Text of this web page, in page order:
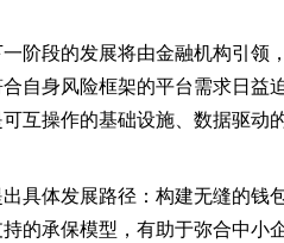
阶段的发展将由金融机构引领
自身风险框架的平台需求日益
互操作的基础设施、数据驱动
具体发展路径：构建无缝的钱
的承保模型，有助于弥合中小